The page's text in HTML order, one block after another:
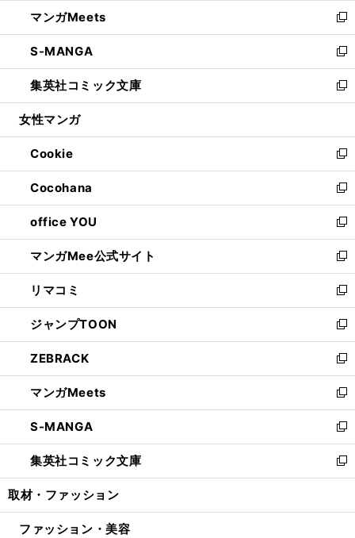
く
で
開
く
ド
ウ
で
開
く
ィ
ン
ド
ウ
で
開
し
い
ウ
ィ
ン
ド
ウ
開
く
マンガMeets
新
し
い
ウ
ィ
ン
ウ
で
開
く
S-MANGA
新
し
い
ウ
ン
ド
ウ
で
開
く
集英社コミック文庫
新
し
ウ
ィ
ン
ド
ウ
で
開
く
女性マンガ
Cookie
新
し
い
ウ
ィ
ン
ド
ウ
で
開
く
Cocohana
新
し
い
ウ
ィ
ン
ド
ウ
で
開
く
office YOU
新
し
い
ウ
ィ
ン
ド
ウ
で
開
く
マンガMee公式サイト
新
し
い
ウ
ィ
ン
ド
ウ
で
開
く
リマコミ
新
し
い
ウ
ィ
ン
ド
ウ
で
開
く
ジャンプTOON
新
し
い
ウ
ィ
ン
ド
ウ
で
開
ZEBRACK
新
し
い
ウ
ィ
ン
ド
ウ
開
マンガMeets
新
し
い
ウ
ィ
ン
ウ
S-MANGA
新
し
い
ウ
ン
集英社コミック文庫
新
し
ウ
取材・ファッション
ファッション・美容